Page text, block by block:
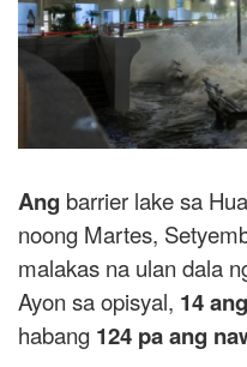
Ang barrier lake sa
noong Martes,
malakas na ulan dala
Ayon sa opisyal, 14
habang 124 pa ang